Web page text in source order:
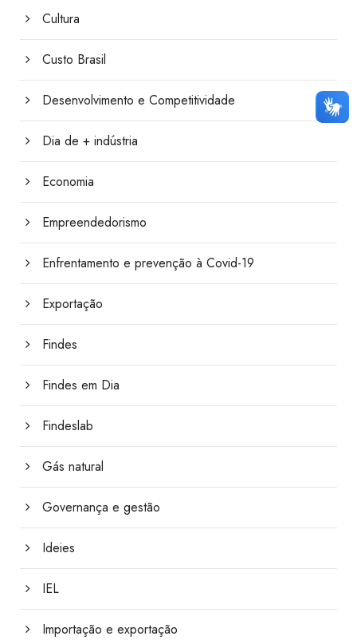
Cultura
Custo Brasil
Desenvolvimento e Competitividade
Dia de + indústria
Economia
Empreendedorismo
Enfrentamento e prevenção à Covid-19
Exportação
Findes
Findes em Dia
Findeslab
Gás natural
Governança e gestão
Ideies
IEL
Importação e exportação